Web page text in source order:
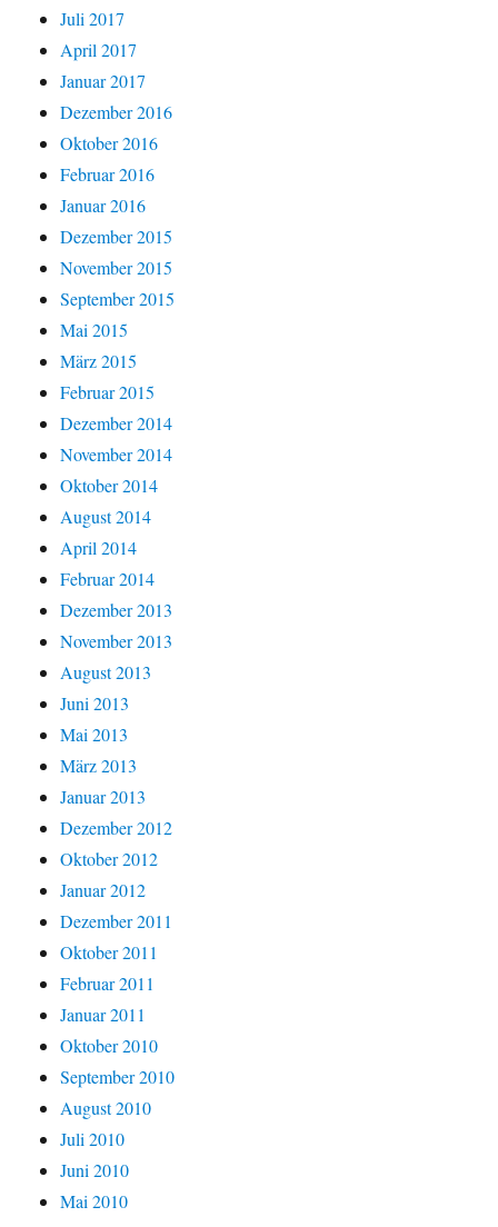
Juli 2017
April 2017
Januar 2017
Dezember 2016
Oktober 2016
Februar 2016
Januar 2016
Dezember 2015
November 2015
September 2015
Mai 2015
März 2015
Februar 2015
Dezember 2014
November 2014
Oktober 2014
August 2014
April 2014
Februar 2014
Dezember 2013
November 2013
August 2013
Juni 2013
Mai 2013
März 2013
Januar 2013
Dezember 2012
Oktober 2012
Januar 2012
Dezember 2011
Oktober 2011
Februar 2011
Januar 2011
Oktober 2010
September 2010
August 2010
Juli 2010
Juni 2010
Mai 2010